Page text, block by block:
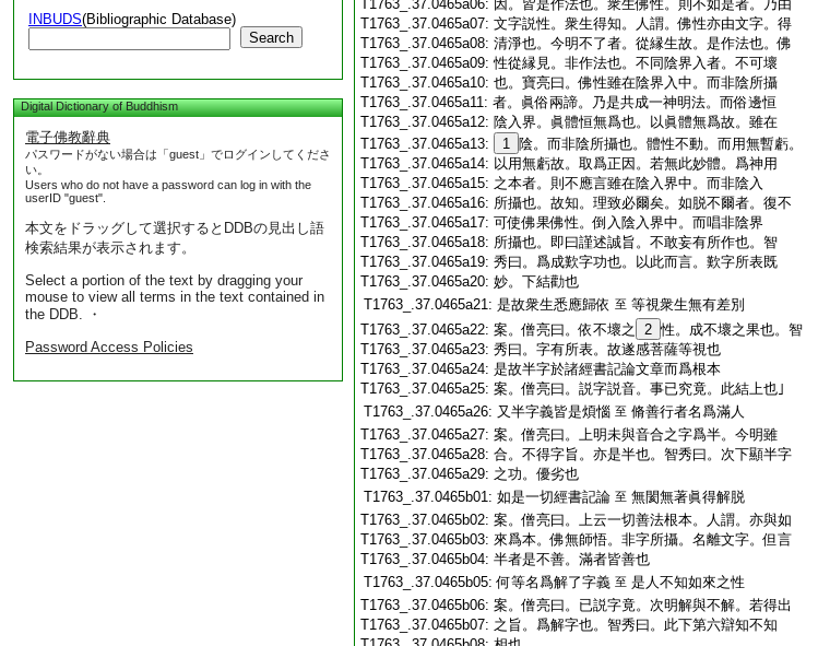
INBUDS(Bibliographic Database)
Search
Digital Dictionary of Buddhism
電子佛教辭典
パスワードがない場合は「guest」でログインしてくださ
い。
Users who do not have a password can log in with the
userID "guest".
本文をドラッグして選択するとDDBの見出し語
検索結果が表示されます。
Select a portion of the text by dragging your
mouse to view all terms in the text contained in
the DDB. ・
Password Access Policies
T1763_.37.0465a06: 因。皆是作法也。衆生佛性。則不如是者。乃由
T1763_.37.0465a07: 文字説性。衆生得知。人謂。佛性亦由文字。得
T1763_.37.0465a08: 清淨也。今明不了者。從縁生故。是作法也。佛
T1763_.37.0465a09:性從縁見。非作法也。不同陰界入者。不可壞
T1763_.37.0465a10: 也。寶亮曰。佛性雖在陰界入中。而非陰所攝
T1763_.37.0465a11: 者。眞俗兩諦。乃是共成一神明法。而俗邊恒
T1763_.37.0465a12: 陰入界。眞體恒無爲也。以眞體無爲故。雖在
T1763_.37.0465a13:
1 陰。而非陰所攝也。體性不動。而用無暫虧。
T1763_.37.0465a14: 以用無虧故。取爲正因。若無此妙體。爲神用
T1763_.37.0465a15: 之本者。則不應言雖在陰入界中。而非陰入
T1763_.37.0465a16: 所攝也。故知。理致必爾矣。如脱不爾者。復不
T1763_.37.0465a17: 可使佛果佛性。倒入陰入界中。而唱非陰界
T1763_.37.0465a18: 所攝也。即曰謹述誠旨。不敢妄有所作也。智
T1763_.37.0465a19: 秀曰。爲成歎字功也。以此而言。歎字所表既
T1763_.37.0465a20: 妙。下結勸也
T1763_.37.0465a21: 是故衆生悉應歸依 至 等視衆生無有差別
T1763_.37.0465a22: 案。僧亮曰。依不壞之 2 性。成不壞之果也。智
T1763_.37.0465a23: 秀曰。字有所表。故遂感菩薩等視也
T1763_.37.0465a24: 是故半字於諸經書記論文章而爲根本
T1763_.37.0465a25: 案。僧亮曰。説字説音。事已究竟。此結上也｣
T1763_.37.0465a26: 又半字義皆是煩惱 至 脩善行者名爲滿人
T1763_.37.0465a27: 案。僧亮曰。上明未與音合之字爲半。今明雖
T1763_.37.0465a28: 合。不得字旨。亦是半也。智秀曰。次下顯半字
T1763_.37.0465a29: 之功。優劣也
T1763_.37.0465b01: 如是一切經書記論 至 無閡無著眞得解脱
T1763_.37.0465b02: 案。僧亮曰。上云一切善法根本。人謂。亦與如
T1763_.37.0465b03: 來爲本。佛無師悟。非字所攝。名離文字。但言
T1763_.37.0465b04: 半者是不善。滿者皆善也
T1763_.37.0465b05: 何等名爲解了字義 至 是人不知如來之性
T1763_.37.0465b06: 案。僧亮曰。已説字竟。次明解與不解。若得出
T1763_.37.0465b07: 之旨。爲解字也。智秀曰。此下第六辯知不知